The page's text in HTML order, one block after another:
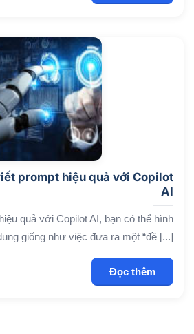
prompt hiệu quả với Copilot
AI
quả với Copilot AI, bạn có thể hình
giống như việc đưa ra một “đề [...]
Đọc thêm